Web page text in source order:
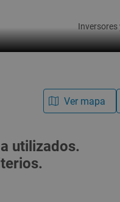
Inversores
Ver mapa
utilizados.